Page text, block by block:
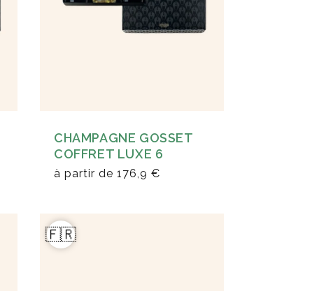
CHAMPAGNE GOSSET
COFFRET LUXE 6
à partir de 176,9 €
🇫🇷